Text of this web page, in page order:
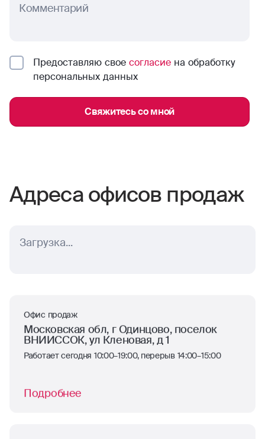
Комментарий
Предоставляю свое согласие на обработку
персональных данных
Свяжитесь со мной
Адреса офисов продаж
Загрузка...
Офис продаж
Московская обл, г Одинцово, поселок
ВНИИССОК, ул Кленовая, д 1
Работает сегодня 10:00–19:00, перерыв 14:00–15:00
Подробнее